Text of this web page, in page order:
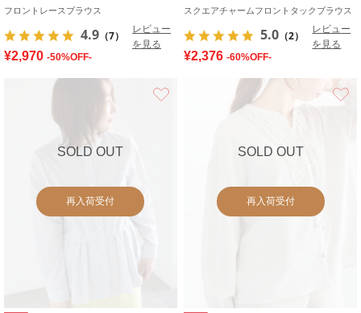
フロントレースブラウス
4.9 （7）
レビュー
を見る
¥2,970 -50%OFF-
スクエアチャームフロントタックブラウス
5.0 （2）
レビュー
を見る
¥2,376 -60%OFF-
SOLD OUT
再入荷受付
SOLD OUT
再入荷受付